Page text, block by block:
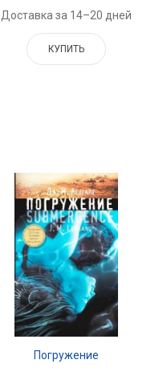
Доставка за 14–20 дней
КУПИТЬ
Погружение